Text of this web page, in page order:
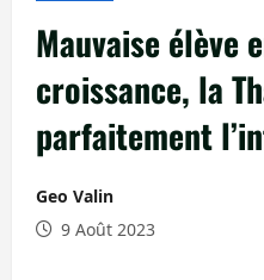
Mauvaise élève
croissance, la
parfaitement
Geo Valin
9 Août 2023